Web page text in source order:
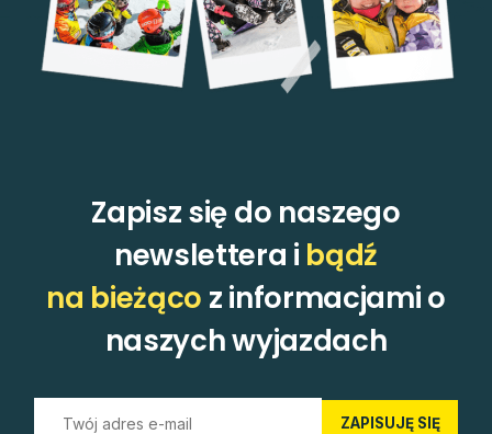
Zapisz się do naszego
newslettera i bądź
na bieżąco z informacjami o
naszych wyjazdach
ZAPISUJĘ SIĘ